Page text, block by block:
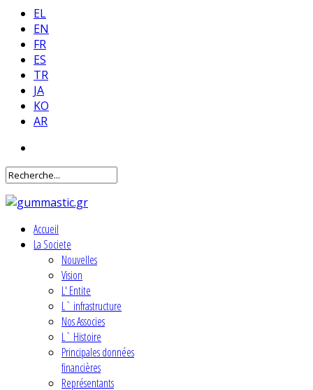
EL
EN
FR
ES
TR
JA
KO
AR
Accueil
La Societe
Nouvelles
Vision
L' Entite
L` infrastructure
Nos Associes
L` Histoire
Principales données
financières
Représentants